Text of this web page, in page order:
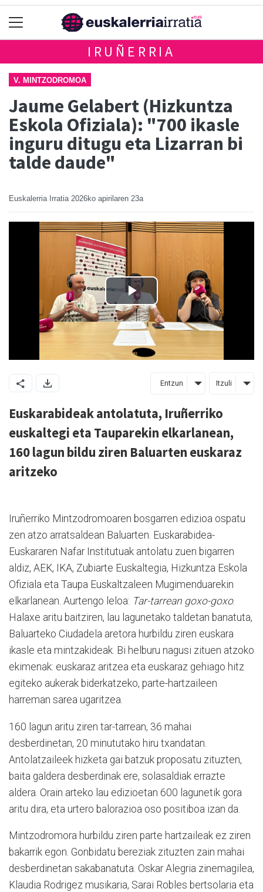
IRUÑERRIA
V. MINTZODROMOA
Jaume Gelabert (Hizkuntza
Eskola Ofiziala): "700 ikasle
inguru ditugu eta Lizarran bi
talde daude"
Euskalerria Irratia 2026ko apirilaren 23a
Entzun Itzuli
Euskarabideak antolatuta, Iruñerriko
euskaltegi eta Tauparekin elkarlanean,
160 lagun bildu ziren Baluarten euskaraz
aritzeko
Iruñerriko Mintzodromoaren bosgarren edizioa ospatu
zen atzo arratsaldean Baluarten. Euskarabidea-
Euskararen Nafar Institutuak antolatu zuen bigarren
aldiz, AEK, IKA, Zubiarte Euskaltegia, Hizkuntza Eskola
Ofiziala eta Taupa Euskaltzaleen Mugimenduarekin
elkarlanean. Aurtengo leloa: Tar-tarrean goxo-goxo.
Halaxe aritu baitziren, lau lagunetako taldetan banatuta,
Baluarteko Ciudadela aretora hurbildu ziren euskara
ikasle eta mintzakideak. Bi helburu nagusi zituen atzoko
ekimenak: euskaraz aritzea eta euskaraz gehiago hitz
egiteko aukerak biderkatzeko, parte-hartzaileen
harreman sarea ugaritzea.
160 lagun aritu ziren tar-tarrean, 36 mahai
desberdinetan, 20 minututako hiru txandatan.
Antolatzaileek hizketa gai batzuk proposatu zituzten,
baita galdera desberdinak ere, solasaldiak errazte
aldera. Orain arteko lau edizioetan 600 lagunetik gora
aritu dira, eta urtero balorazioa oso positiboa izan da.
Mintzodromora hurbildu ziren parte hartzaileak ez ziren
bakarrik egon. Gonbidatu bereziak zituzten zain mahai
desberdinetan sakabanatuta. Oskar Alegria zinemagilea,
Klaudia Rodrigez musikaria, Sarai Robles bertsolaria eta